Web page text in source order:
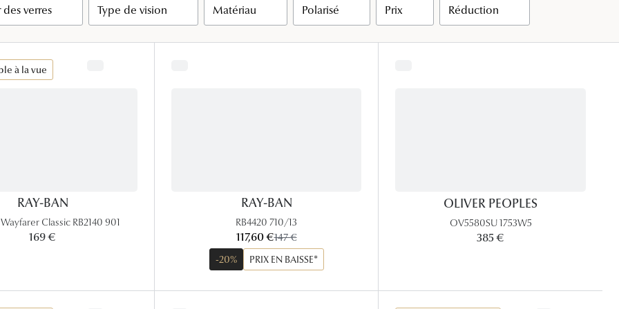
Lunettes de vue Gucci
Accessoires audition
verres Type de vision Matériau Polarisé Prix Réduction
à la vue
RAY-BAN
Classic RB2140 901
169 €
RAY-BAN
RB4420 710/13
maintenant:
117,60 €ancien prix:
147 €
-20%
PRIX EN BAISSE*
OLIVER PEOPLES
OV5580SU 1753W5
385 €